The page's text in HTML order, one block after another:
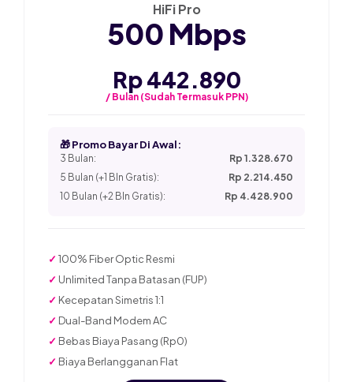
HiFi Pro
500 Mbps
Rp 442.890
/ Bulan (Sudah Termasuk PPN)
🎁 Promo Bayar Di Awal:
3 Bulan:
Rp 1.328.670
5 Bulan (+1 Bln Gratis):
Rp 2.214.450
10 Bulan (+2 Bln Gratis):
Rp 4.428.900
✓ 100% Fiber Optic Resmi
✓ Unlimited Tanpa Batasan (FUP)
✓ Kecepatan Simetris 1:1
✓ Dual-Band Modem AC
✓ Bebas Biaya Pasang (Rp0)
✓ Biaya Berlangganan Flat